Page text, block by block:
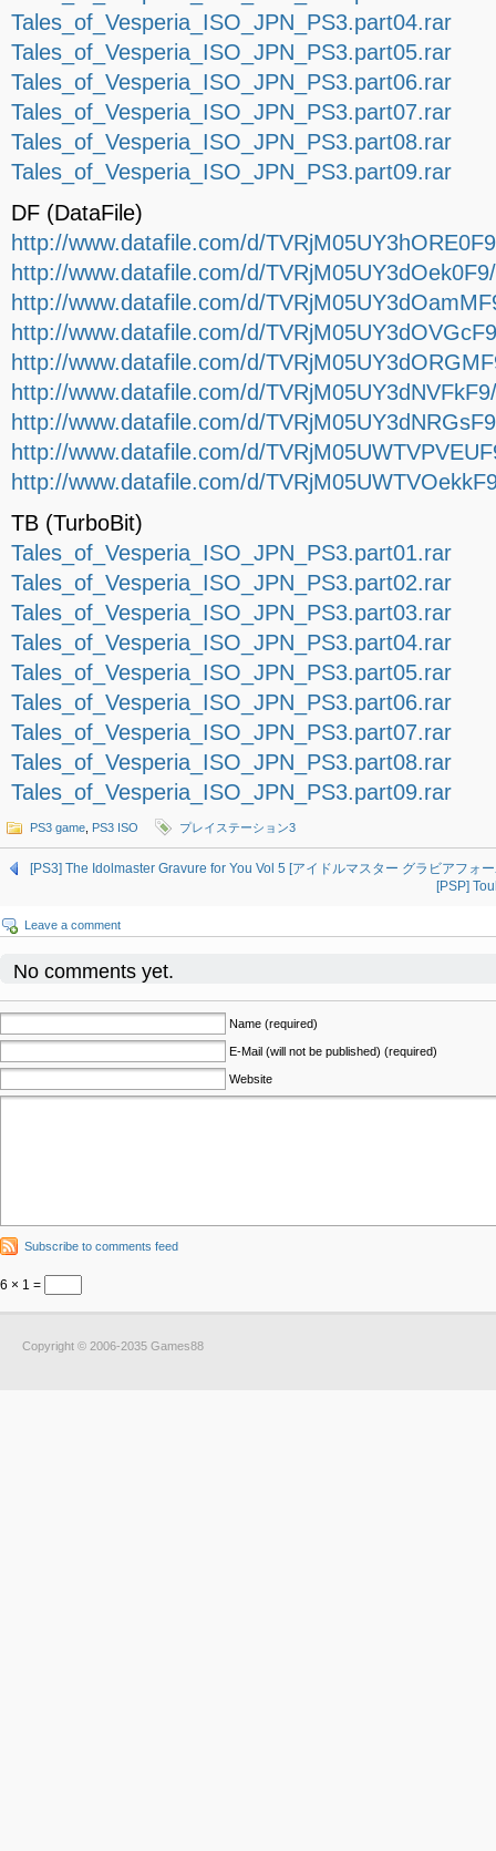
Tales_of_Vesperia_ISO_JPN_PS3.part04.rar
Tales_of_Vesperia_ISO_JPN_PS3.part05.rar
Tales_of_Vesperia_ISO_JPN_PS3.part06.rar
Tales_of_Vesperia_ISO_JPN_PS3.part07.rar
Tales_of_Vesperia_ISO_JPN_PS3.part08.rar
Tales_of_Vesperia_ISO_JPN_PS3.part09.rar
DF (DataFile)
http://www.datafile.com/d/
http://www.datafile.com/d/
http://www.datafile.com/d/
http://www.datafile.com/d/
http://www.datafile.com/d/
http://www.datafile.com/d/
http://www.datafile.com/d/
http://www.datafile.com/d/
http://www.datafile.com/d/
TB (TurboBit)
Tales_of_Vesperia_ISO_JPN_PS3.part01.rar
Tales_of_Vesperia_ISO_JPN_PS3.part02.rar
Tales_of_Vesperia_ISO_JPN_PS3.part03.rar
Tales_of_Vesperia_ISO_JPN_PS3.part04.rar
Tales_of_Vesperia_ISO_JPN_PS3.part05.rar
Tales_of_Vesperia_ISO_JPN_PS3.part06.rar
Tales_of_Vesperia_ISO_JPN_PS3.part07.rar
Tales_of_Vesperia_ISO_JPN_PS3.part08.rar
Tales_of_Vesperia_ISO_JPN_PS3.part09.rar
PS3 game PS3 ISO プレイステーション3
[PS3] The Idolmaster Gravure for You Vol 5 [アイドルマスター グラビアフォ
[PSP]
Leave a comment
No comments yet.
Name (required)
E-Mail (will not be published) (required)
Website
Subscribe to comments feed
6 × 1 =
Copyright © 2006-2035 Games88